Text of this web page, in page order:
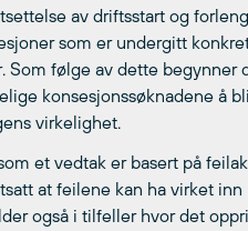
av driftsstart og
som er undergitt
Som følge av dette
konsesjonssøknadene å
virkelighet.
et vedtak er basert på
at feilene kan ha virket
også i tilfeller hvor det